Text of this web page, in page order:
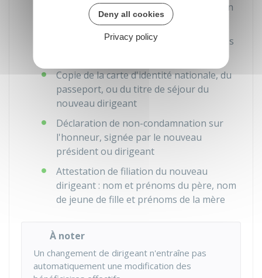
Attestation de parution de l'avis dans un
support d'annonces légales
Exemplaire des statuts mis à jour (en cas
Copie de la carte d'identité nationale, du
passeport, ou du titre de séjour du
nouveau dirigeant
Déclaration de non-condamnation sur
l'honneur, signée par le nouveau
président ou dirigeant
Attestation de filiation du nouveau
dirigeant : nom et prénoms du père, nom
de jeune de fille et prénoms de la mère
À noter
Un changement de dirigeant n'entraîne pas
automatiquement une modification des
Deny all cookies
Privacy policy